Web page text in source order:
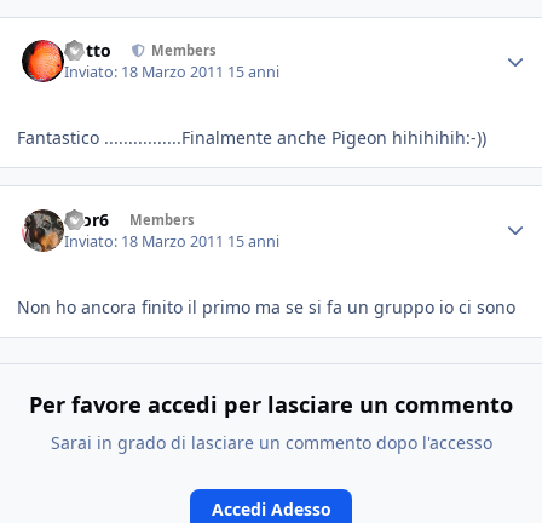
dotto Members
Inviato: 18 Marzo 2011 15 anni
Fantastico ................Finalmente anche Pigeon hihihihih:-))
teor6 Members
Inviato: 18 Marzo 2011 15 anni
Non ho ancora finito il primo ma se si fa un gruppo io ci sono
Per favore accedi per lasciare un commento
Sarai in grado di lasciare un commento dopo l'accesso
Accedi Adesso